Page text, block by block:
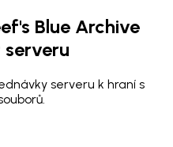
Blue Archive
serveru k hraní s